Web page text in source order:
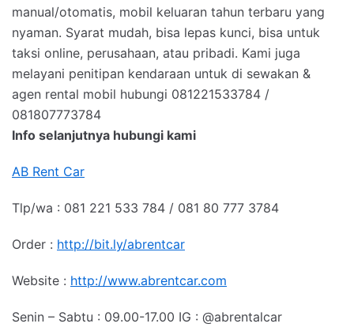
manual/otomatis, mobil keluaran tahun terbaru yang
nyaman. Syarat mudah, bisa lepas kunci, bisa untuk
taksi online, perusahaan, atau pribadi. Kami juga
melayani penitipan kendaraan untuk di sewakan &
agen rental mobil hubungi 081221533784 /
081807773784
Info selanjutnya hubungi kami
AB Rent Car
Tlp/wa : 081 221 533 784 / 081 80 777 3784
Order : http://bit.ly/abrentcar
Website : http://www.abrentcar.com
Senin – Sabtu : 09.00-17.00 IG : @abrentalcar